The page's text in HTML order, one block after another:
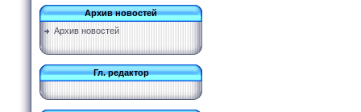
Архив новостей
Архив новостей
Гл. редактор